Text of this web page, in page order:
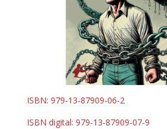
ISBN: 979-13-87909-06-2
ISBN digital: 979-13-87909-07-9